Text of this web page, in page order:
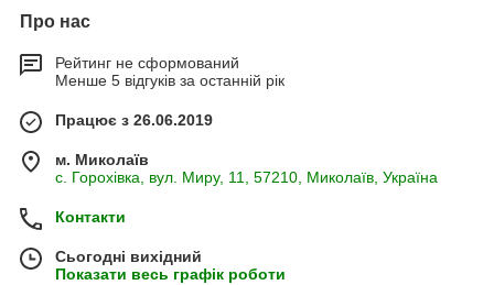
Про нас
Рейтинг не сформований
Менше 5 відгуків за останній рік
Працює з 26.06.2019
м. Миколаїв
с. Горохівка, вул. Миру, 11, 57210, Миколаїв, Україна
Контакти
Сьогодні вихідний
Показати весь графік роботи